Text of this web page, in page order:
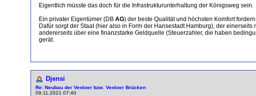
Eigentlich müsste das doch für die Infrastrukturunterhaltung der Königsweg sein.
Ein privater Eigentümer (DB AG) der beste Qualität und höchsten Komfort
Dafür sorgt der Staat (hier also in Form der Hansestadt Hamburg), der
andererseits über eine finanzstarke Geldquelle (Steuerzahler, die haben
gerät.
Djensi
Re: Neubau der Venloer bzw. Venloer Brücken
09.11.2021 07:40